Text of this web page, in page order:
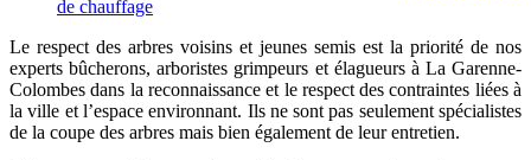
de chauffage
Le respect des arbres voisins et jeunes semis est la priorité de nos
experts bûcherons, arboristes grimpeurs et élagueurs à La Garenne-
Colombes dans la reconnaissance et le respect des contraintes liées à
la ville et l’espace environnant. Ils ne sont pas seulement spécialistes
de la coupe des arbres mais bien également de leur entretien.